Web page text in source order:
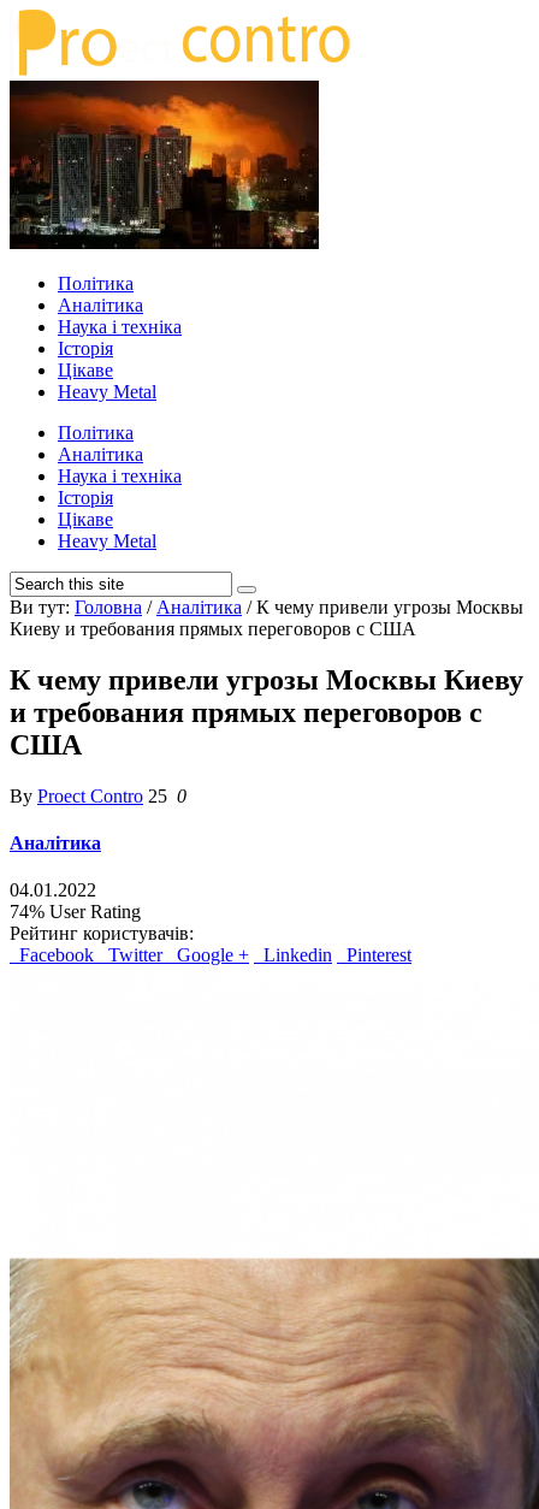
Політика
Аналітика
Наука і техніка
Історія
Цікаве
Heavy Metal
Політика
Аналітика
Наука і техніка
Історія
Цікаве
Heavy Metal
Ви тут: Головна / Аналітика /К чему привели угрозы Москвы
Киеву и требования прямых переговоров с США
К чему привели угрозы Москвы Киеву
и требования прямых переговоров с
США
By Proect Contro 25 0
Аналітика
04.01.2022
74% User Rating
Рейтинг користувачів:
Facebook
Twitter Google + Linkedin Pinterest